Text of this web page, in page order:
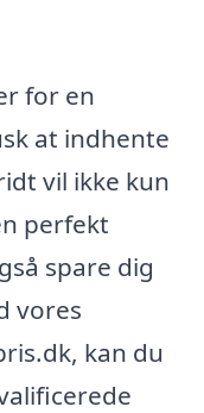
for en
at indhente
vil ikke kun
perfekt
spare dig
vores
kan du